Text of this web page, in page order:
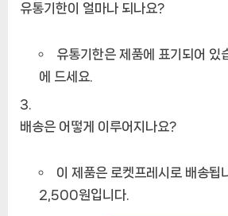
유통기한이 얼마나 되나요?
유통기한은 제품에 표기되어 있
에 드세요.
배송은 어떻게 이루어지나요?
이 제품은 로켓프레시로 배송됩
2,500원입니다.